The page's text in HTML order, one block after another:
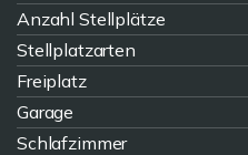
Anzahl Stellplätze
Stellplatzarten
Freiplatz
Garage
Schlafzimmer